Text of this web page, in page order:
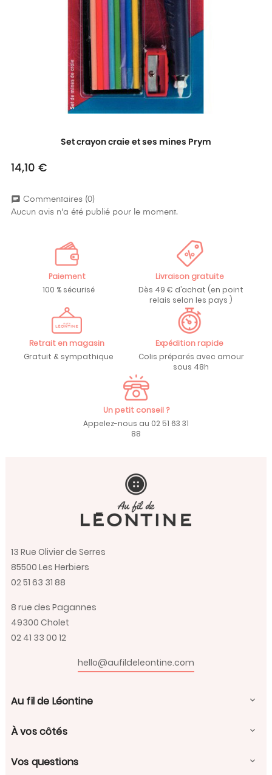
Set crayon craie et ses mines Prym
Prix
14,10 €
chat Commentaires (0)
Aucun avis n'a été publié pour le moment.
Paiement
100 % sécurisé
Livraison gratuite
Dès 49 € d’achat (en point
relais selon les pays )
Retrait en magasin
Gratuit & sympathique
Expédition rapide
Colis préparés avec amour
sous 48h
Un petit conseil ?
Appelez-nous au 02 51 63 31
88
13 Rue Olivier de Serres
85500 Les Herbiers
02 51 63 31 88
8 rue des Pagannes
49300 Cholet
02 41 33 00 12
hello@aufildeleontine.com
Au fil de Léontine 
À vos côtés 
Vos questions 